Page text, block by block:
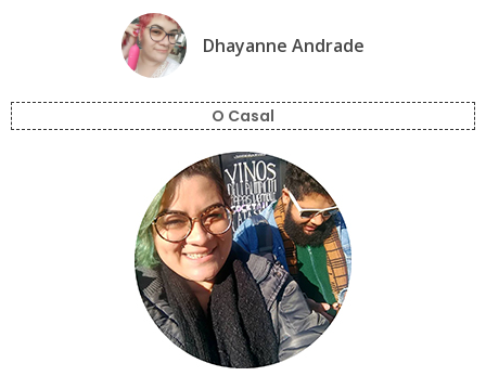
Dhayanne Andrade
O Casal